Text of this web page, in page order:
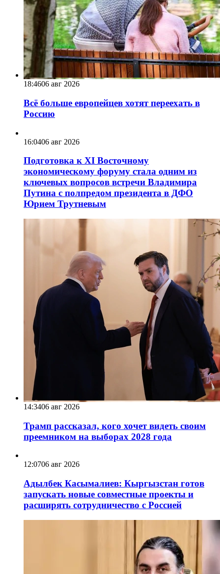
18:4606 авг 2026
Всё больше европейцев хотят переехать в
Россию
16:0406 авг 2026
Подготовка к XI Восточному
экономическому форуму стала одним из
ключевых вопросов встречи Владимира
Путина с полпредом президента в ДФО
Юрием Трутневым
14:3406 авг 2026
Трамп рассказал, кого хочет видеть своим
преемником на выборах 2028 года
12:0706 авг 2026
Адылбек Касымалиев: Кыргызстан готов
запускать новые совместные проекты и
расширять сотрудничество с Россией